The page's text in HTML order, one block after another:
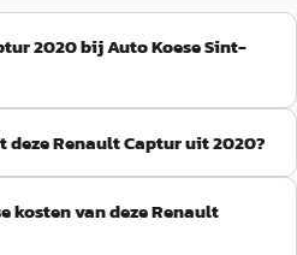
2020 bij Auto Koese Sint-
deze Renault Captur uit 2020?
kosten van deze Renault